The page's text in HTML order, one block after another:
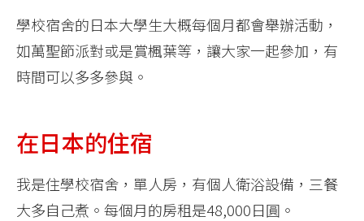
學校宿舍的日本大學生大概每個月都會舉辦活動，
如萬聖節派對或是賞楓葉等，讓大家一起參加，有
時間可以多多參與。
在日本的住宿
我是住學校宿舍，單人房，有個人衛浴設備，三餐
大多自己煮。每個月的房租是48,000日圓。